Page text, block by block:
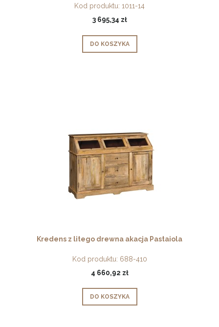
Kod produktu: 1011-14
3 695,34 zł
DO KOSZYKA
Kredens z litego drewna akacja Pastaiola
Kod produktu: 688-410
4 660,92 zł
DO KOSZYKA